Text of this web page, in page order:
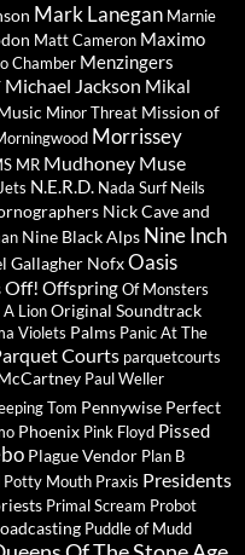
Mark Lanegan Marnie
Matt Cameron Maximo
Chamber Menzingers
Michael Jackson Mikal
Minor Threat Mission of
Morrissey
MR Mudhoney Muse
N.E.R.D. Nada Surf Neils
Nick Cave and
Nine Black Alps Nine Inch
Gallagher NofxOasis
Off! OffspringOf Monsters
LionOriginal Soundtrack
Violets Palms Panic At The
Courts parquetcourts
Paul Weller
Tom Pennywise Perfect
Phoenix Pink Floyd Pissed
Plague Vendor Plan B
Potty Mouth Praxis Presidents
Primal Scream Probot
Puddle of Mudd